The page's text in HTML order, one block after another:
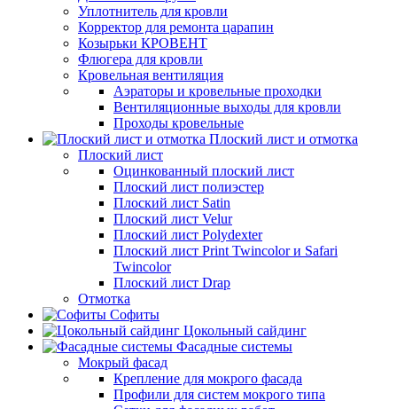
Уплотнитель для кровли
Корректор для ремонта царапин
Козырьки КРОВЕНТ
Флюгера для кровли
Кровельная вентиляция
Аэраторы и кровельные проходки
Вентиляционные выходы для кровли
Проходы кровельные
Плоский лист и отмотка
Плоский лист
Оцинкованный плоский лист
Плоский лист полиэстер
Плоский лист Satin
Плоский лист Velur
Плоский лист Polydexter
Плоский лист Print Twincolor и Safari
Twincolor
Плоский лист Drap
Отмотка
Софиты
Цокольный сайдинг
Фасадные системы
Мокрый фасад
Крепление для мокрого фасада
Профили для систем мокрого типа